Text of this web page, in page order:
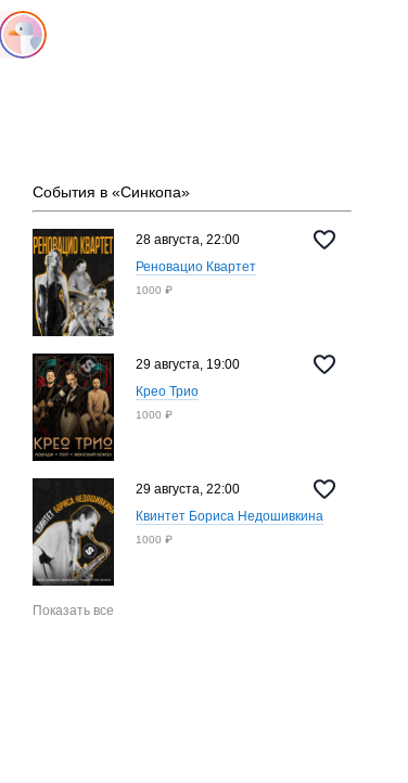
События в «Синкопа»
28 августа, 22:00
Реновацио Квартет
1000 ₽
29 августа, 19:00
Крео Трио
1000 ₽
29 августа, 22:00
Квинтет Бориса Недошивкина
1000 ₽
Показать все